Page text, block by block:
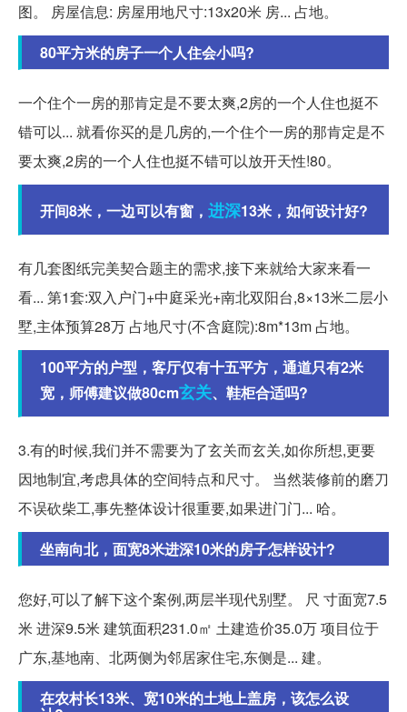
图。 房屋信息: 房屋用地尺寸:13x20米 房... 占地。
80平方米的房子一个人住会小吗?
一个住个一房的那肯定是不要太爽,2房的一个人住也挺不
错可以... 就看你买的是几房的,一个住个一房的那肯定是不
要太爽,2房的一个人住也挺不错可以放开天性!80。
开间8米，一边可以有窗， 进深13米，如何设计好?
有几套图纸完美契合题主的需求,接下来就给大家来看一
看... 第1套:双入户门+中庭采光+南北双阳台,8×13米二层小
墅,主体预算28万 占地尺寸(不含庭院):8m*13m 占地。
100平方的户型，客厅仅有十五平方，通道只有2米
宽，师傅建议做80cm玄关、鞋柜合适吗?
3.有的时候,我们并不需要为了玄关而玄关,如你所想,更要
因地制宜,考虑具体的空间特点和尺寸。 当然装修前的磨刀
不误砍柴工,事先整体设计很重要,如果进门门... 哈。
坐南向北，面宽8米进深10米的房子怎样设计?
您好,可以了解下这个案例,两层半现代别墅。 尺 寸面宽7.5
米 进深9.5米 建筑面积231.0㎡ 土建造价35.0万 项目位于
广东,基地南、北两侧为邻居家住宅,东侧是... 建。
在农村长13米、宽10米的土地上盖房，该怎么设